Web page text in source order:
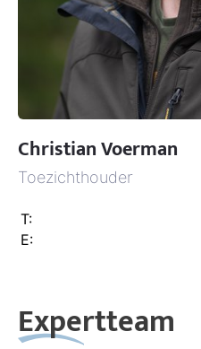
Christian Voerman
Toezichthouder
T:
E:
Expertteam